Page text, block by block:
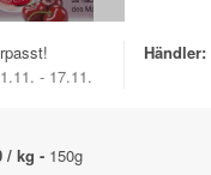
- 17.11.
Händler:
/ kg - 150g